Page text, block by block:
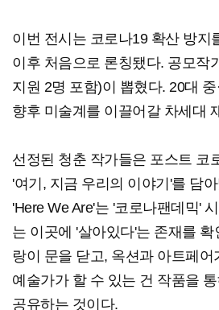
이번 전시는 코로나19 확산 방지
이후 처음으로 론칭됐다. 공모작
지원 2명 포함)이 뽑혔다. 20대 중
향후 미술계를 이끌어갈 차세대
선정된 청춘 작가들은 포스트 코
'여기, 지금 우리의 이야기'를 담
'Here We Are'는 '코로나팬데믹'
는 이곳에 '살아있다'는 존재를
랑이 문을 닫고, 옥션과 아트페
예술가가 할 수 있는 건 작품을
공유하는 것이다.